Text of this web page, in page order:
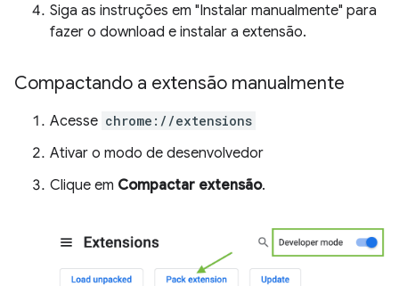
Siga as instruções em "Instalar manualmente" para
fazer o download e instalar a extensão.
Compactando a extensão manualmente
Acesse chrome://extensions
Ativar o modo de desenvolvedor
Clique em Compactar extensão.